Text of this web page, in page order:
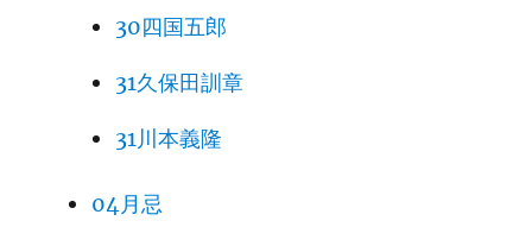
30四国五郎
31久保田訓章
31川本義隆
04月忌